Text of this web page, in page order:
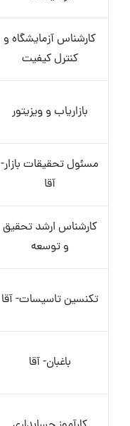
کارشناس آزمایشگاه و
کنترل کیفیت
بازاریاب و ویزیتور
مسئول تحقیقات بازار-
آقا
کارشناس ارشد تحقیق
و توسعه
تکنسین تاسیسات- آقا
باغبان- آقا